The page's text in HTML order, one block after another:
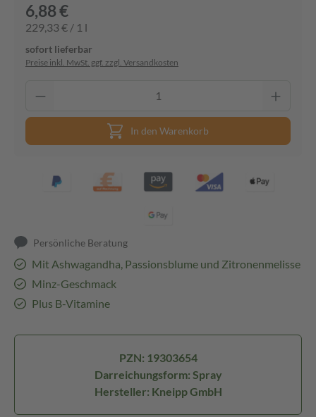
6,88 €
229,33 € / 1 l
sofort lieferbar
Preise inkl. MwSt. ggf. zzgl. Versandkosten
In den Warenkorb
Persönliche Beratung
Mit Ashwagandha, Passionsblume und Zitronenmelisse
Minz-Geschmack
Plus B-Vitamine
PZN: 19303654
Darreichungsform: Spray
Hersteller: Kneipp GmbH